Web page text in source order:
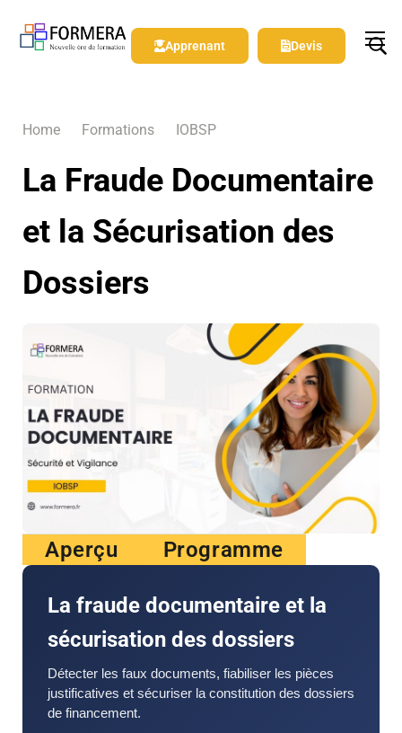
Apprenant Devis
Home Formations IOBSP
La Fraude Documentaire
et la Sécurisation des
Dossiers
Aperçu Programme
La fraude documentaire et la
sécurisation des dossiers
Détecter les faux documents, fiabiliser les pièces
justificatives et sécuriser la constitution des dossiers
de financement.